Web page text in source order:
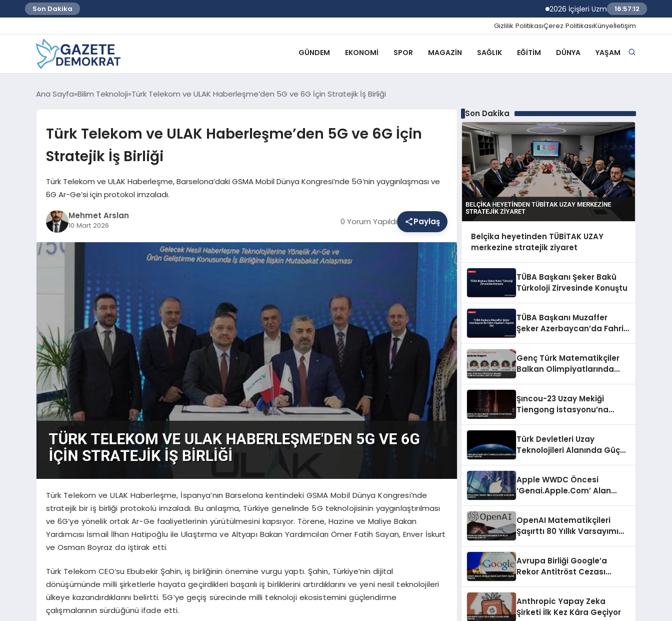
Son Dakika 2026 İçişleri Uzman Yardımcılığı Sınav
16:57:13
Gizlilik PolitikasıÇerez PolitikasıKünyeİletişim
GÜNDEM EKONOMI SPOR MAGAZIN SAĞLIK EĞITIM DÜNYA YAŞAM
Ana Sayfa Bilim Teknoloji Türk Telekom ve ULAK Haberleşme’den 5G ve 6G İçin Stratejik İş Birliği
Türk Telekom ve ULAK Haberleşme’den 5G ve 6G İçin
Stratejik İş Birliği
Türk Telekom ve ULAK Haberleşme, Barselona’daki GSMA Mobil Dünya Kongresi’nde 5G’nin yaygınlaşması ve
6G Ar-Ge’si için protokol imzaladı.
Mehmet Arslan
10 Mart 2026 0 Yorum Yapıldı Paylaş
Türk Telekom ve ULAK Haberleşme, İspanya’nın Barselona kentindeki GSMA Mobil Dünya Kongresi’nde
stratejik bir iş birliği protokolü imzaladı. Bu anlaşma, Türkiye genelinde 5G teknolojisinin yaygınlaştırılması
ve 6G’ye yönelik ortak Ar-Ge faaliyetlerinin yürütülmesini kapsıyor. Törene, Hazine ve Maliye Bakan
Yardımcısı İsmail İlhan Hatipoğlu ile Ulaştırma ve Altyapı Bakan Yardımcıları Ömer Fatih Sayan, Enver İskurt
ve Osman Boyraz da iştirak etti.
Türk Telekom CEO’su Ebubekir Şahin, iş birliğinin önemine vurgu yaptı. Şahin, Türkiye’nin dijital
dönüşümünde milli şirketlerle hayata geçirdikleri başarılı iş birliklerini artırdıklarını ve yeni nesil teknolojileri
ülkeye kazandırdıklarını belirtti. 5G’ye geçiş sürecinde milli teknoloji ekosistemini güçlendirme
çalışmalarının sürdüğünü ifade etti.
Son Dakika
Belçika heyetinden TÜBİTAK UZAY
merkezine stratejik ziyaret
TÜBA Başkanı Şeker Bakü
Türkoloji Zirvesinde Konuştu
TÜBA Başkanı Muzaffer
Şeker Azerbaycan’da Fahri
Genç Türk Matematikçiler
Balkan Olimpiyatlarında
Şıncou-23 Uzay Mekiği
Tiengong İstasyonu’na
Türk Devletleri Uzay
Teknolojileri Alanında Güç
Apple WWDC Öncesi
‘Genai.Apple.Com’ Alan
OpenAI Matematikçileri
Şaşırttı 80 Yıllık Varsayımı
Avrupa Birliği Google’a
Rekor Antitröst Cezası
Anthropic Yapay Zeka
Şirketi İlk Kez Kâra Geçiyor